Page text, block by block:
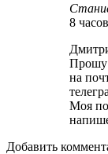
8
Прошу
на
Моя
Добавить